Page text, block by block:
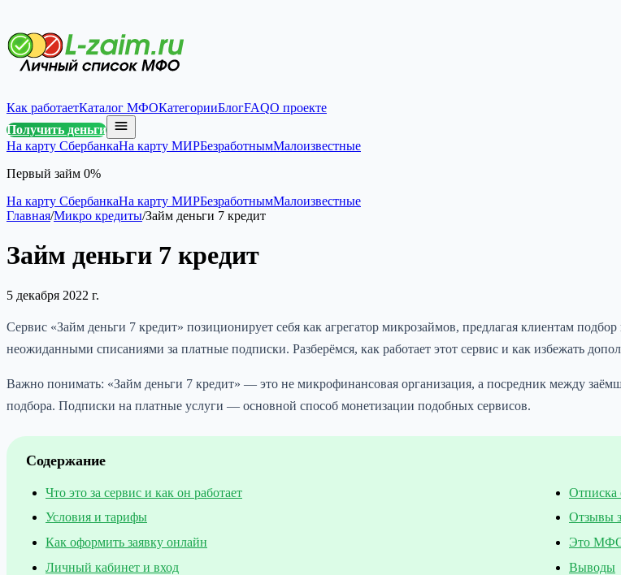
Как работаетКаталог МФОКатегорииБлогFAQО проекте
Получить деньги
На карту СбербанкаНа карту МИРБезработнымМалоизвестные
Первый займ 0%
На карту СбербанкаНа карту МИРБезработнымМалоизвестные
Главная/Микро кредиты/Займ деньги 7 кредит
Займ деньги 7 кредит
5 декабря 2022 г.
Сервис «Займ деньги 7 кредит» позиционирует себя как агрегатор микрозаймов, предлагая клиентам
неожиданными списаниями за платные подписки. Разберёмся, как работает этот сервис и как избежать
Важно понимать: «Займ деньги 7 кредит» — это не микрофинансовая организация, а посредник между
подбора. Подписки на платные услуги — основной способ монетизации подобных сервисов.
Содержание
Что это за сервис и как он работает
Условия и тарифы
Как оформить заявку онлайн
Личный кабинет и вход
Отписка
Отзывы
Это МФО
Выводы